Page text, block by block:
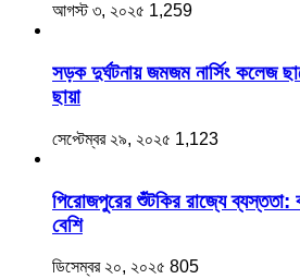
আগস্ট ৩, ২০২৫ 1,259
সড়ক দুর্ঘটনায় জমজম নার্সিং কলেজ
ছায়া
সেপ্টেম্বর ২৯, ২০২৫ 1,123
‎পিরোজপুরের শুঁটকির রাজ্যে ব্যস্ততা:
বেশি
ডিসেম্বর ২০, ২০২৫ 805